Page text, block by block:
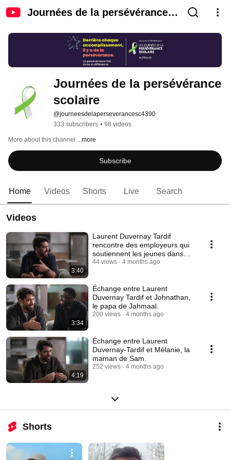
Journées de la persévérance
Journées de la persévérance
scolaire
@journeesdelaperseverancesc4390
333 subscribers • 98 videos
More about this channel ...more
Subscribe
Home Videos Shorts Live Search
Videos
3:40
Laurent Duvernay Tardif
rencontre des employeurs qui
soutiennent les jeunes dans
leur parcours.
44 views 4 months ago
3:34
Échange entre Laurent
Duvernay Tardif et Johnathan,
le papa de Jahmaal.
200 views 4 months ago
4:19
Échange entre Laurent
Duvernay-Tardif et Mélanie, la
maman de Sam.
252 views 4 months ago
Shorts